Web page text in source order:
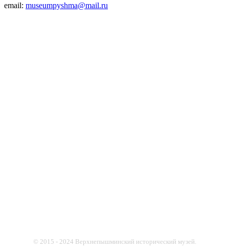
email: museumpyshma@mail.ru
© 2015 - 2024 Верхнепышминский исторический музей.